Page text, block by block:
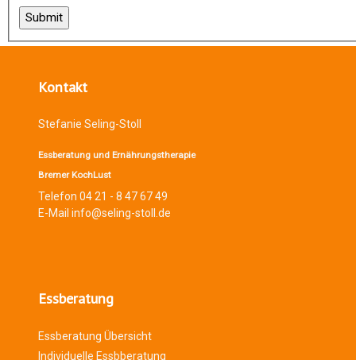
Kontakt
Stefanie Seling-Stoll
Essberatung und Ernährungstherapie
Bremer KochLust
Telefon 04 21 - 8 47 67 49
E-Mail info@seling-stoll.de
Essberatung
Essberatung Übersicht
Individuelle Essbberatung